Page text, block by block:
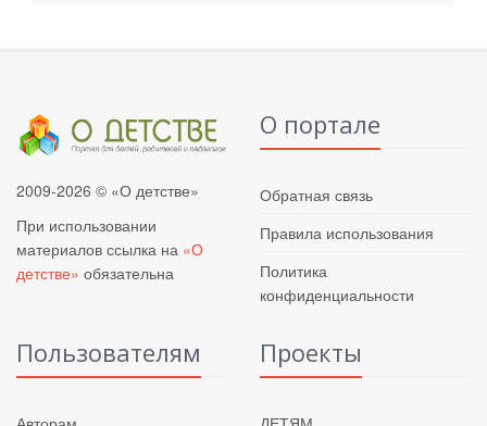
2009-2026 © «О детстве»
При использовании
материалов ссылка на «О
детстве» обязательна
О портале
Обратная связь
Правила использования
Политика
конфиденциальности
Пользователям Проекты